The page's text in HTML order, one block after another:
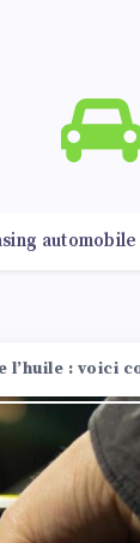
automobile
l’huile : voici